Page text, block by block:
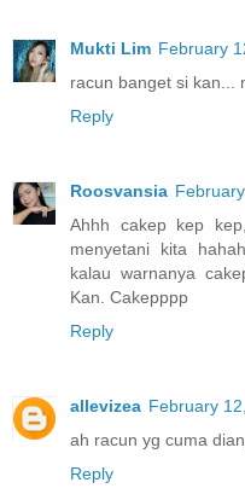
Mukti Lim February
racun banget si kan...
Reply
Roosvansia
Ahhh cakep kep
menyetani kita
kalau warnanya
Kan. Cakepppp
Reply
allevizea February
ah racun yg cuma
Reply